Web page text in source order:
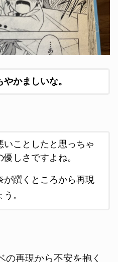
かましいな。
いことしたと思っちゃ
しさですよね。
が躓くところから再現
。
の再現から不安を抱く